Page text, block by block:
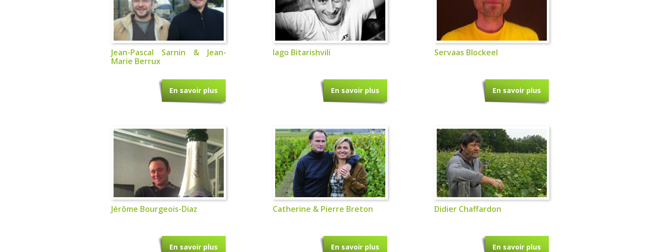
Jean-Pascal Sarnin & Jean-
Marie Berrux
En savoir plus
Iago Bitarishvili
En savoir plus
Servaas Blockeel
En savoir plus
Jérôme Bourgeois-Diaz
En savoir plus
Catherine & Pierre Breton
En savoir plus
Didier Chaffardon
En savoir plus